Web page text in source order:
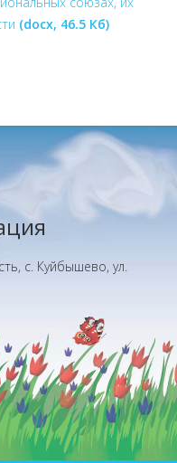
(docx, 46.5 Кб)
с. Куйбышево, ул.